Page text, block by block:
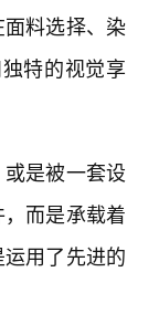
料选择、染
特的视觉享
是被一套设
而是承载着
用了先进的